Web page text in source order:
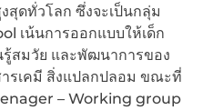
ดทั่วโลก ซึ่งจะเป็นกลุ่ม
เน้นการออกแบบให้เด็ก
สมวัย และพัฒนาการของ
รเคมี สิ่งแปลกปลอม ขณะที่
– Working group